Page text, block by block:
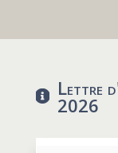
 Lettre
2026